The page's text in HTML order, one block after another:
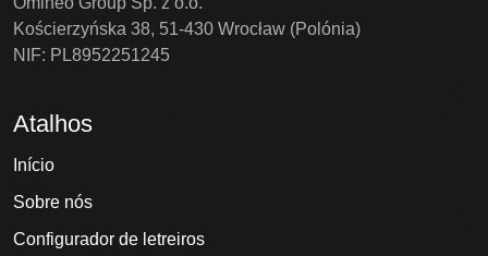
Kościerzyńska 38, 51-430 Wrocław (Polónia)
NIF: PL8952251245
Atalhos
Início
Sobre nós
Configurador de letreiros